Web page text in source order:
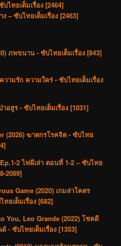
ไทยเต็มเรื่อง [2464]
– ซับไทยเต็มเรื่อง [2463]
ภพขนาน - ซับไทยเต็มเรื่อง [843]
วามรัก ความใคร่ - ซับไทยเต็มเรื่อง
าอสูร - ซับไทยเต็มเรื่อง [1031]
(2026) ฆาตกรโรคจิต - ซับไทย
2 ไพ่ผีเล่า ตอนที่ 1-2 – ซับไทย
2089]
Game (2020) เกมล่าโคตร
ยเต็มเรื่อง [682]
You, Leo Grande (2022) โชคดี
- ซับไทยเต็มเรื่อง [1353]